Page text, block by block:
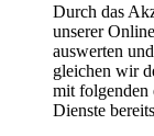
Durch das
unserer
auswerten
gleichen wir
mit folgenden
Dienste